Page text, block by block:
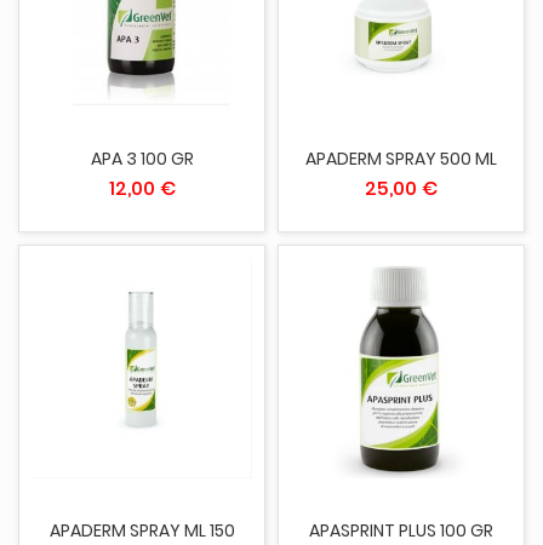
APA 3 100 GR
12,00 €
APADERM SPRAY 500 ML
25,00 €
APADERM SPRAY ML 150 APASPRINT PLUS 100 GR